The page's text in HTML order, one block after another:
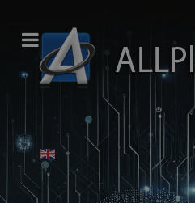
Wybierz swój język